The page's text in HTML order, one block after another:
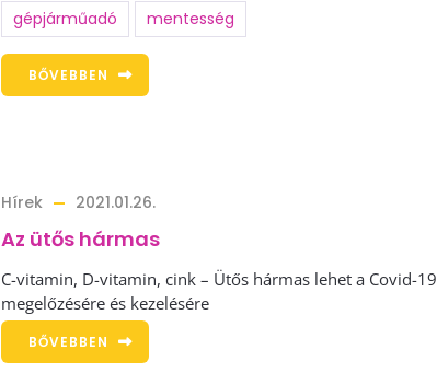
gépjárműadó mentesség
BŐVEBBEN
Hírek 2021.01.26.
Az ütős hármas
C-vitamin, D-vitamin, cink – Ütős hármas lehet a Covid-19
megelőzésére és kezelésére
BŐVEBBEN